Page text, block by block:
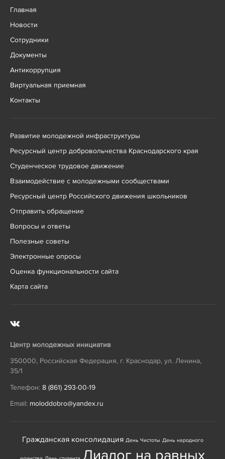
Главная
Новости
Сотрудники
Документы
Антикоррупция
Виртуальная приемная
Контакты
Развитие молодежной инфраструктуры
Ресурсный центр добровольчества Краснодарского края
Студенческое трудовое движение
Взаимодействие с молодежными сообществами
Ресурсный центр Российского движения школьников
Отправить обращение
Вопросы и ответы
Полезные советы
Электронные опросы
Оценка функциональности сайта
Карта сайта
Центр молодежных инициатив
350000, Российская Федерация, г. Краснодар, ул. Ленина,
35/1
Телефон: 8 (861) 293-00-19
Email: moloddobro@yandex.ru
Гражданская консолидация День Чистоты День народного